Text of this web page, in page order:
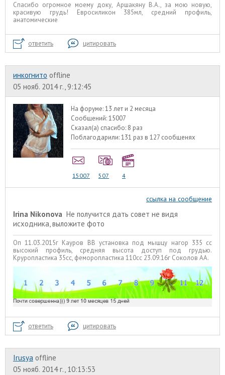
Спасибо огромное моему доку, Аршакяну В.А., за мою новую,
красивую грудь! Евросиликон 385мл, средний профиль,
анатомические
ответить цитировать
инкогнито offline
05 нояб. 2014 г., 9:12:45
На форуме:13 лет и 2 месяца
Сообщений:15007
Сказал(а) спасибо: 8 раз
Поблагодарили:131 раз в 127 сообщенях
15007 507 4
ссылка на сообщение
Irina Nikonova Не получится дать совет не видя
исходника, выложите фото
Оп 11.03.2015г Кауров ВВ установка под мышцу нагор 335 сс
высокий профиль, средняя высота доступ под грудью.
Круропластика 35сс, феморопластика 110сс 23.09.16г Соколов АА.
ответить цитировать
Irusya offline
05 нояб. 2014 г., 10:13:53